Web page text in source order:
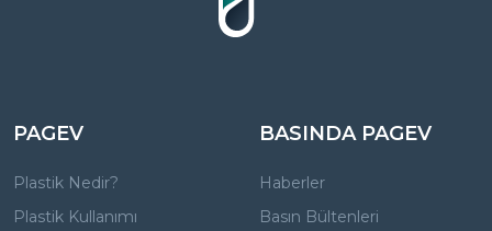
PAGEV
Plastik Nedir?
Plastik Kullanımı
BASINDA PAGEV
Haberler
Basın Bültenleri